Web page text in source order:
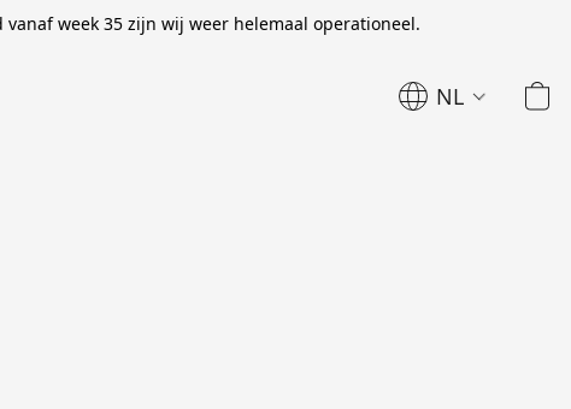
week 35 zijn wij weer helemaal operationeel.
NL